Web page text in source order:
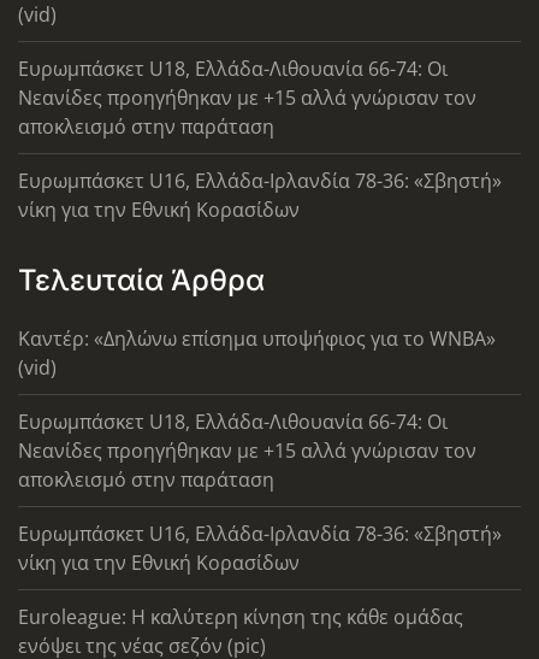
(vid)
Ευρωμπάσκετ U18, Ελλάδα-Λιθουανία 66-74: Οι
Νεανίδες προηγήθηκαν με +15 αλλά γνώρισαν τον
αποκλεισμό στην παράταση
Ευρωμπάσκετ U16, Ελλάδα-Ιρλανδία 78-36: «Σβηστή»
νίκη για την Εθνική Κορασίδων
Τελευταία Άρθρα
Καντέρ: «Δηλώνω επίσημα υποψήφιος για το WNBA»
(vid)
Ευρωμπάσκετ U18, Ελλάδα-Λιθουανία 66-74: Οι
Νεανίδες προηγήθηκαν με +15 αλλά γνώρισαν τον
αποκλεισμό στην παράταση
Ευρωμπάσκετ U16, Ελλάδα-Ιρλανδία 78-36: «Σβηστή»
νίκη για την Εθνική Κορασίδων
Euroleague: Η καλύτερη κίνηση της κάθε ομάδας
ενόψει της νέας σεζόν (pic)